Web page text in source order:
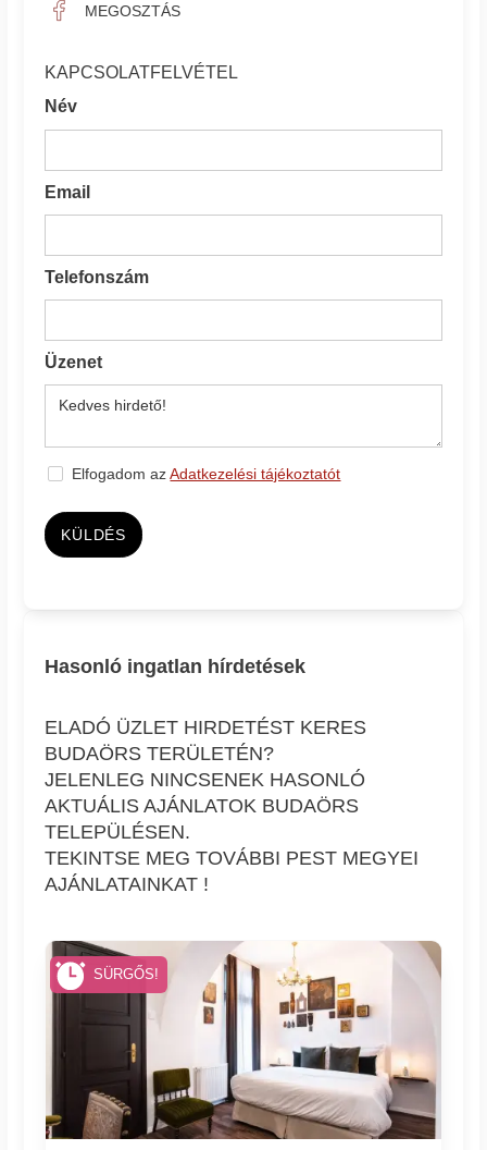
MEGOSZTÁS
KAPCSOLATFELVÉTEL
Név
Email
Telefonszám
Üzenet
Elfogadom azAdatkezelési tájékoztatót
KÜLDÉS
Hasonló ingatlan hírdetések
ELADÓ ÜZLET HIRDETÉST KERES
BUDAÖRS TERÜLETÉN?
JELENLEG NINCSENEK HASONLÓ
AKTUÁLIS AJÁNLATOK BUDAÖRS
TELEPÜLÉSEN.
TEKINTSE MEG TOVÁBBI PEST MEGYEI
AJÁNLATAINKAT !
SÜRGŐS!